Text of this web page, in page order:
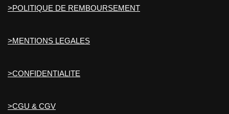
>POLITIQUE DE REMBOURSEMENT
>MENTIONS LEGALES
>CONFIDENTIALITE
>CGU & CGV